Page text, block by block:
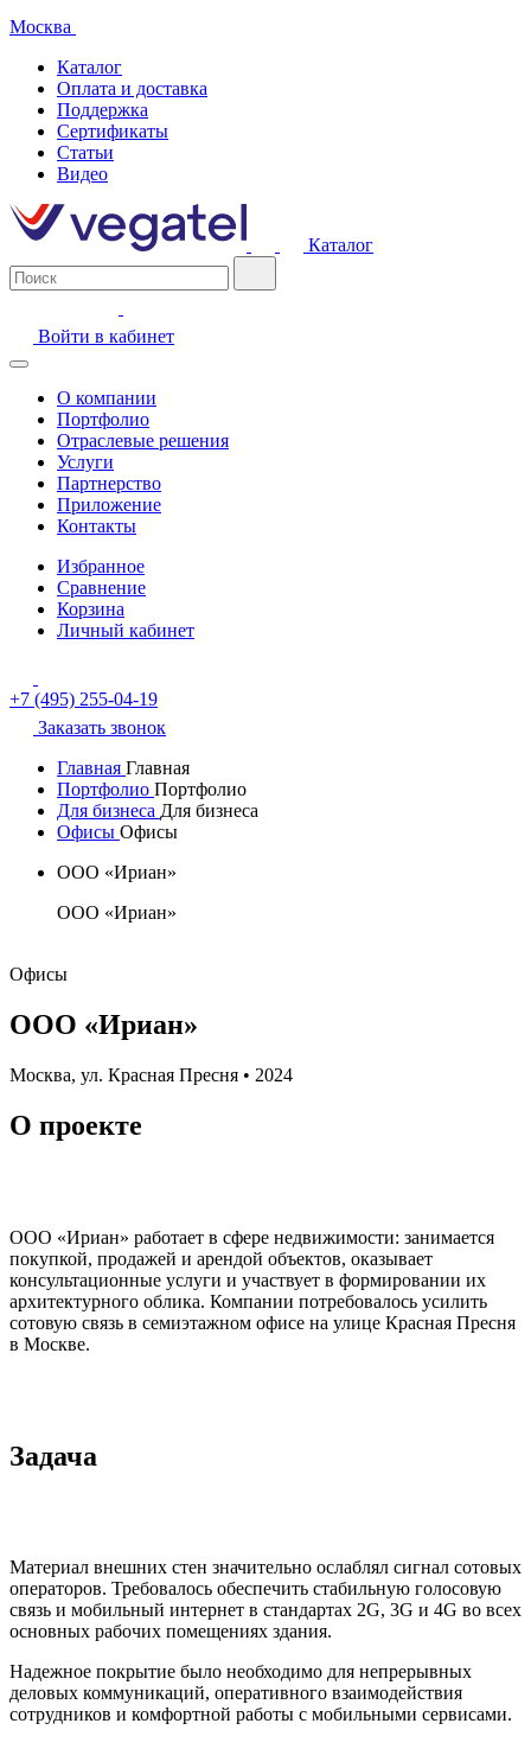
Москва
Каталог
Оплата и доставка
Поддержка
Сертификаты
Статьи
Видео
Каталог
Войти в кабинет
О компании
Портфолио
Отраслевые решения
Услуги
Партнерство
Приложение
Контакты
Избранное
Сравнение
Корзина
Личный кабинет
+7 (495) 255-04-19
Заказать звонок
Главная Главная
Портфолио Портфолио
Для бизнеса Для бизнеса
Офисы Офисы
ООО «Ириан»
ООО «Ириан»
Офисы
ООО «Ириан»
Москва, ул. Красная Пресня • 2024
О проекте
ООО «Ириан» работает в сфере недвижимости: занимается
покупкой, продажей и арендой объектов, оказывает
консультационные услуги и участвует в формировании их
архитектурного облика. Компании потребовалось усилить
сотовую связь в семиэтажном офисе на улице Красная Пресня
в Москве.
Задача
Материал внешних стен значительно ослаблял сигнал сотовых
операторов. Требовалось обеспечить стабильную голосовую
связь и мобильный интернет в стандартах 2G, 3G и 4G во всех
основных рабочих помещениях здания.
Надежное покрытие было необходимо для непрерывных
деловых коммуникаций, оперативного взаимодействия
сотрудников и комфортной работы с мобильными сервисами.